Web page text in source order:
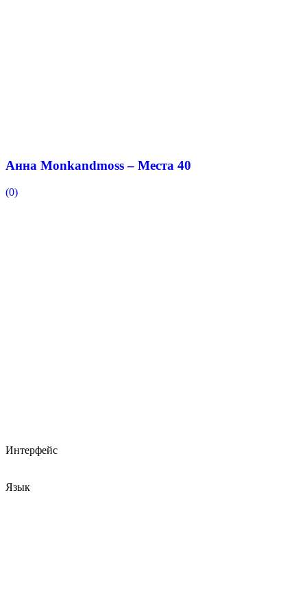
Анна Monkandmoss – Места 40
(0)
Интерфейс
Язык